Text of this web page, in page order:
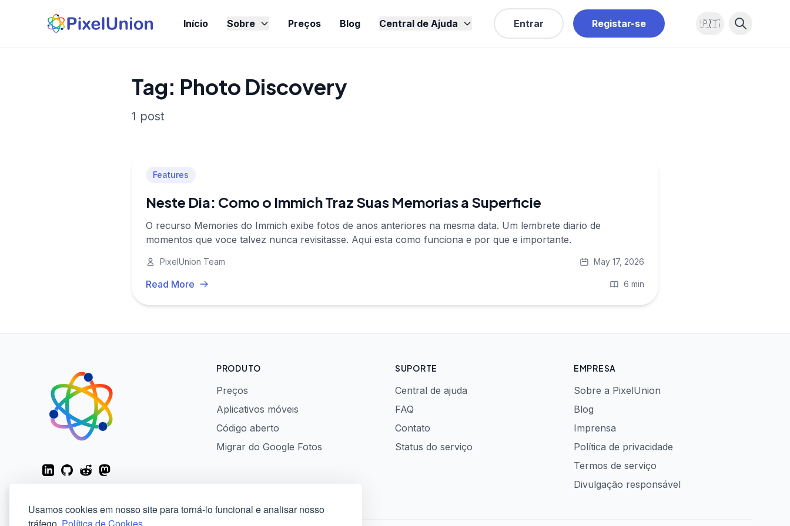
Usamos cookies em nosso site para torná-lo funcional e analisar nosso
Início Sobre Preços Blog Central de Ajuda Entrar Registar-se 🇵🇹
Tag: Photo Discovery
1 post
Features
Neste Dia: Como o Immich Traz Suas Memorias a Superficie
O recurso Memories do Immich exibe fotos de anos anteriores na mesma data. Um lembrete diario de
momentos que voce talvez nunca revisitasse. Aqui esta como funciona e por que e importante.
PixelUnion Team May 17, 2026
Read More 6 min
LinkedInGitHubRedditMastodon
PRODUTO
Preços
Aplicativos móveis
Código aberto
Migrar do Google Fotos
SUPORTE
Central de ajuda
FAQ
Contato
Status do serviço
EMPRESA
Sobre a PixelUnion
Blog
Imprensa
Política de privacidade
Termos de serviço
Divulgação responsável